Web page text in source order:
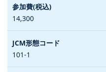
14,300
101-1